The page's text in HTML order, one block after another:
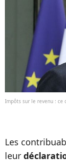
Impôts sur le revenu : ce
Les
leur